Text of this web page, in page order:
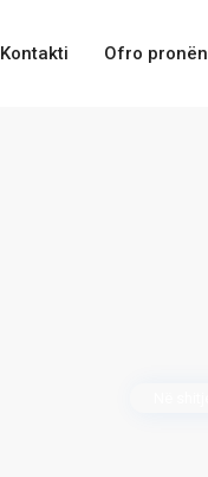
Kontakti Ofro pronën